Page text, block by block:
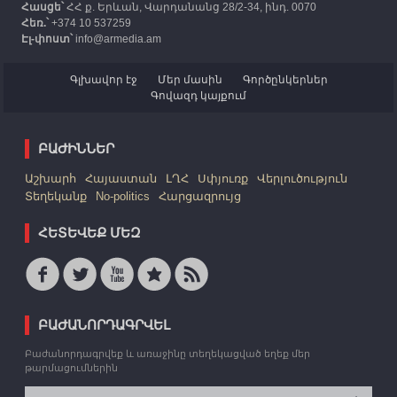
Հասցե՝ՀՀ ք. Երևան, Վարդանանց 28/2-34, ինդ. 0070
Հեռ.՝+374 10 537259
Էլ-փոստ՝info@armedia.am
Գլխավոր էջ Մեր մասին
Գործընկերներ
Գովազդ կայքում
ԲԱԺԻՆՆԵՐ
Աշխարհ Հայաստան ԼՂՀ Սփյուռք
Վերլուծություն
Տեղեկանք
No-politics Հարցազրույց
ՀԵՏԵՎԵՔ ՄԵԶ
ԲԱԺԱՆՈՐԴԱԳՐՎԵԼ
Բաժանորդագրվեք և առաջինը տեղեկացված եղեք մեր
թարմացումներին